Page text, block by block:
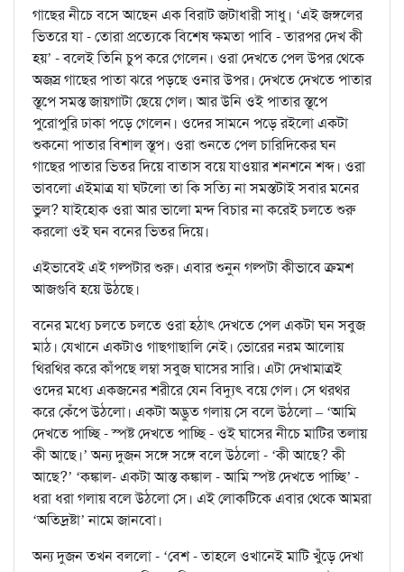
গাছের নীচে বসে আছেন এক বিরাট জটাধারী সাধু। ‘এই জঙ্গলের
ভিতরে যা - তোরা প্রত্যেকে বিশেষ ক্ষমতা পাবি - তারপর দেখ কী
হয়’ - বলেই তিনি চুপ করে গেলেন। ওরা দেখতে পেল উপর থেকে
অজস্ৰ গাছের পাতা ঝরে পড়ছে ওনার উপর। দেখতে দেখতে পাতার
স্তূপে সমস্ত জায়গাটা ছেয়ে গেল। আর উনি ওই পাতার স্তূপে
পুরোপুরি ঢাকা পড়ে গেলেন। ওদের সামনে পড়ে রইলো একটা
শুকনো পাতার বিশাল স্তূপ। ওরা শুনতে পেল চারিদিকের ঘন
গাছের পাতার ভিতর দিয়ে বাতাস বয়ে যাওয়ার শনশনে শব্দ। ওরা
ভাবলো এইমাত্র যা ঘটলো তা কি সত্যি না সমস্তটাই সবার মনের
ভুল? যাইহোক ওরা আর ভালো মন্দ বিচার না করেই চলতে শুরু
করলো ওই ঘন বনের ভিতর দিয়ে।
এইভাবেই এই গল্পটার শুরু। এবার শুনুন গল্পটা কীভাবে ক্রমশ
আজগুবি হয়ে উঠছে।
বনের মধ্যে চলতে চলতে ওরা হঠাৎ দেখতে পেল একটা ঘন সবুজ
মাঠ। যেখানে একটাও গাছগাছালি নেই। ভোরের নরম আলোয়
থিরথির করে কাঁপছে লম্বা সবুজ ঘাসের সারি। এটা দেখামাত্রই
ওদের মধ্যে একজনের শরীরে যেন বিদ্যুৎ বয়ে গেল। সে থরথর
করে কেঁপে উঠলো। একটা অদ্ভুত গলায় সে বলে উঠলো – ‘আমি
দেখতে পাচ্ছি - স্পষ্ট দেখতে পাচ্ছি - ওই ঘাসের নীচে মাটির তলায়
কী আছে।’ অন্য দুজন সঙ্গে সঙ্গে বলে উঠলো - ‘কী আছে? কী
আছে?’ ‘কঙ্কাল- একটা আস্ত কঙ্কাল - আমি স্পষ্ট দেখতে পাচ্ছি’ -
ধরা ধরা গলায় বলে উঠলো সে। এই লোকটিকে এবার থেকে আমরা
‘অতিদ্রষ্টা’ নামে জানবো।
অন্য দুজন তখন বললো - ‘বেশ - তাহলে ওখানেই মাটি খুঁড়ে দেখা